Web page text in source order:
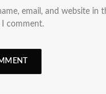
email, and website in
comment.